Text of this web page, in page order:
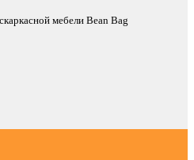
мебели Bean Bag